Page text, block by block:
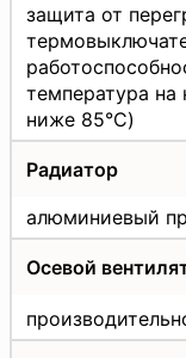
защита от
температура
ниже 85°C)
Радиатор
алюминиевый
Осевой